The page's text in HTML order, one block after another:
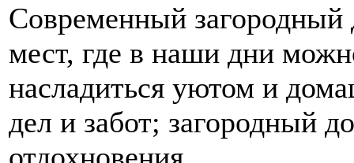
Современный загородный
мест, где в наши дни
насладиться уютом и
дел и забот; загородный